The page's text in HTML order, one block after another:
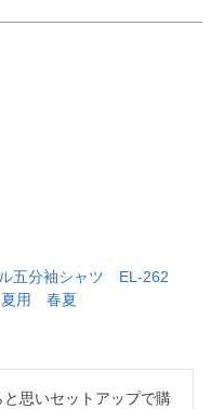
五分袖シャツ EL-262
用 春夏
思いセットアップで購